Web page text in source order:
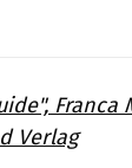
Verlag